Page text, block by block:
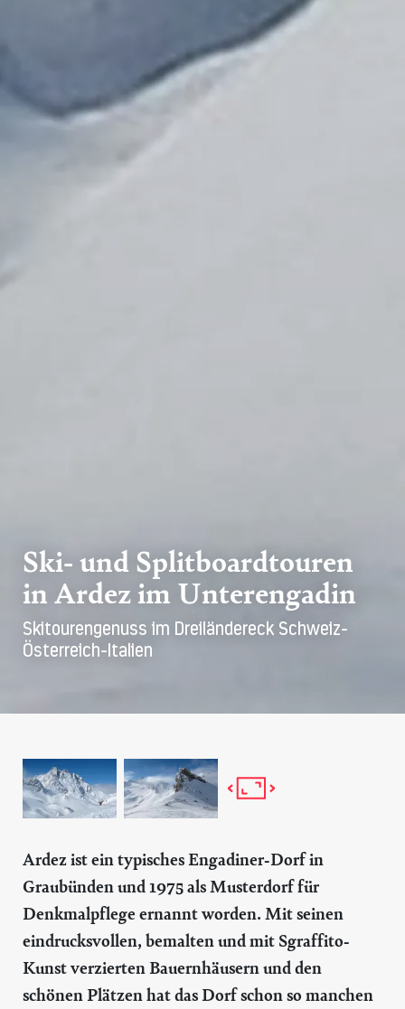
Ski- und Splitboardtouren
in Ardez im Unterengadin
Skitourengenuss im Dreiländereck Schweiz-
Österreich-Italien
Ardez ist ein typisches Engadiner-Dorf in
Graubünden und 1975 als Musterdorf für
Denkmalpflege ernannt worden. Mit seinen
eindrucksvollen, bemalten und mit Sgraffito-
Kunst verzierten Bauernhäusern und den
schönen Plätzen hat das Dorf schon so manchen